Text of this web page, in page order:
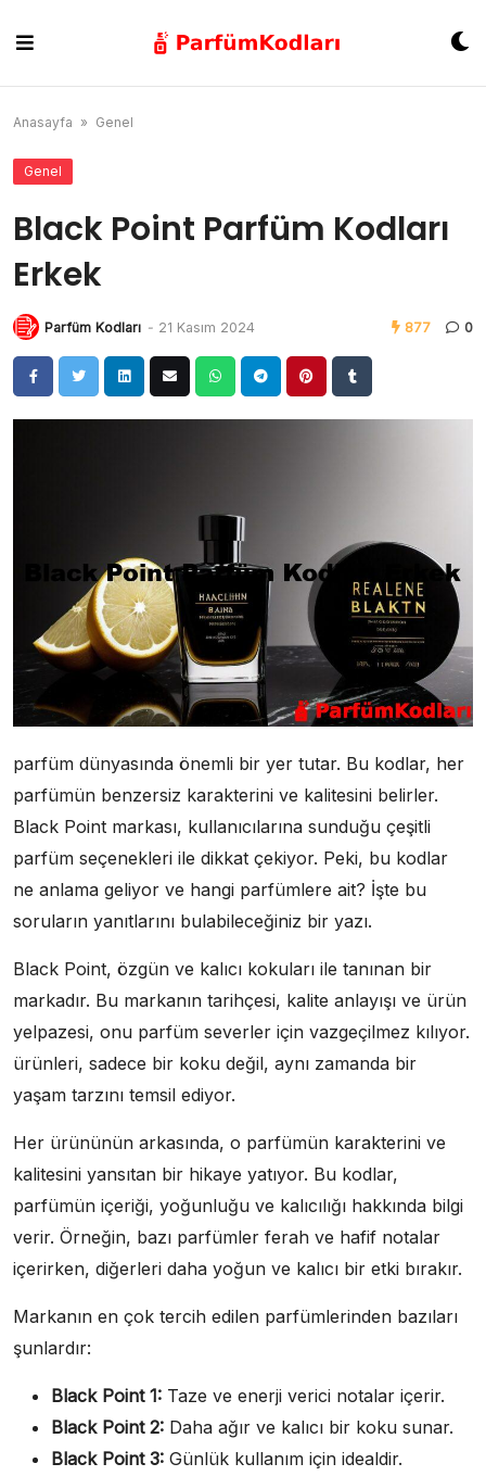
content
Anasayfa » Genel
Genel
Black Point Parfüm Kodları
Erkek
Parfüm Kodları - 21 Kasım 2024 877 0
parfüm dünyasında önemli bir yer tutar. Bu kodlar, her
parfümün benzersiz karakterini ve kalitesini belirler.
Black Point markası, kullanıcılarına sunduğu çeşitli
parfüm seçenekleri ile dikkat çekiyor. Peki, bu kodlar
ne anlama geliyor ve hangi parfümlere ait? İşte bu
soruların yanıtlarını bulabileceğiniz bir yazı.
Black Point, özgün ve kalıcı kokuları ile tanınan bir
markadır. Bu markanın tarihçesi, kalite anlayışı ve ürün
yelpazesi, onu parfüm severler için vazgeçilmez kılıyor.
ürünleri, sadece bir koku değil, aynı zamanda bir
yaşam tarzını temsil ediyor.
Her ürününün arkasında, o parfümün karakterini ve
kalitesini yansıtan bir hikaye yatıyor. Bu kodlar,
parfümün içeriği, yoğunluğu ve kalıcılığı hakkında bilgi
verir. Örneğin, bazı parfümler ferah ve hafif notalar
içerirken, diğerleri daha yoğun ve kalıcı bir etki bırakır.
Markanın en çok tercih edilen parfümlerinden bazıları
şunlardır:
Black Point 1: Taze ve enerji verici notalar içerir.
Black Point 2: Daha ağır ve kalıcı bir koku sunar.
Black Point 3: Günlük kullanım için idealdir.